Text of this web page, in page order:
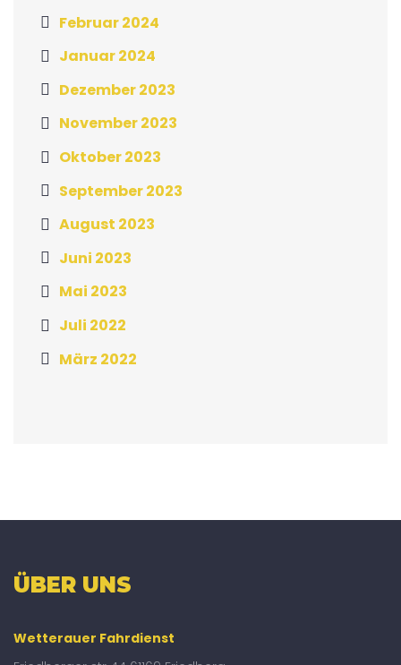
Februar 2024
Januar 2024
Dezember 2023
November 2023
Oktober 2023
September 2023
August 2023
Juni 2023
Mai 2023
Juli 2022
März 2022
ÜBER UNS
Wetterauer Fahrdienst